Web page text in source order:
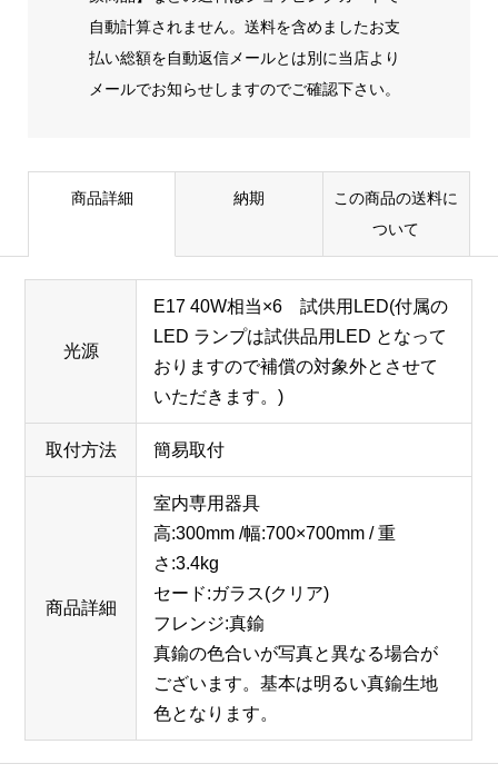
自動計算されません。送料を含めましたお支
払い総額を自動返信メールとは別に当店より
メールでお知らせしますのでご確認下さい。
商品詳細 納期
この商品の送料に
ついて
光源
E17 40W相当×6 試供用LED(付属の
LED ランプは試供品用LED となって
おりますので補償の対象外とさせて
いただきます。)
取付方法 簡易取付
商品詳細
室内専用器具
高:300mm /幅:700×700mm / 重
さ:3.4kg
セード:ガラス(クリア)
フレンジ:真鍮
真鍮の色合いが写真と異なる場合が
ございます。基本は明るい真鍮生地
色となります。